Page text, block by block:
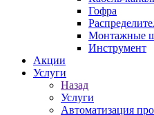
Гофра
Монтажные
Инструмент
Акции
Услуги
Назад
Услуги
Автоматизация